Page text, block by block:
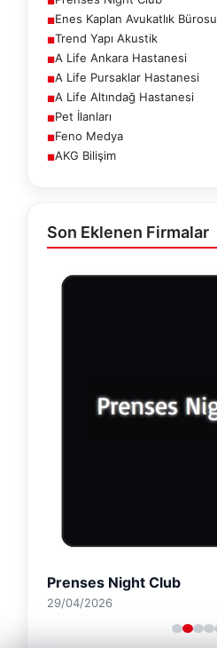
■Enes Kaplan Avukatlık Bürosu
■Trend Yapı Akustik
■A Life Ankara Hastanesi
■A Life Pursaklar Hastanesi
■A Life Altındağ Hastanesi
■Pet İlanları
■Feno Medya
■AKG Bilişim
Son Eklenen Firmalar
Prenses Night Club
29/04/2026